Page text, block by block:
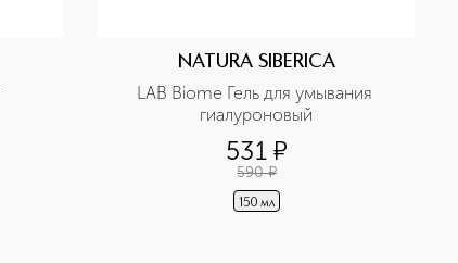
NATURA SIBERICA
LAB Biome Гель для умывания
гиалуроновый
531 ¤
590 ¤
150 мл